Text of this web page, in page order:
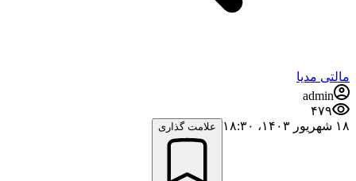
مالتی مدیا
admin
۴۷۹
۱۸ شهریور ۱۴۰۳،‏ ۱۸:۳۰
علامت گذاری